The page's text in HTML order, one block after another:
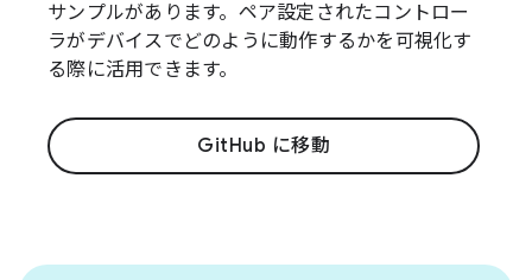
サンプルがあります。ペア設定されたコントロー
ラがデバイスでどのように動作するかを可視化す
る際に活用できます。
GitHub に移動